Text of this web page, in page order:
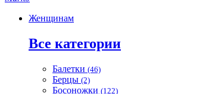
Женщинам
Все категории
Балетки (46)
Берцы (2)
Босоножки (122)